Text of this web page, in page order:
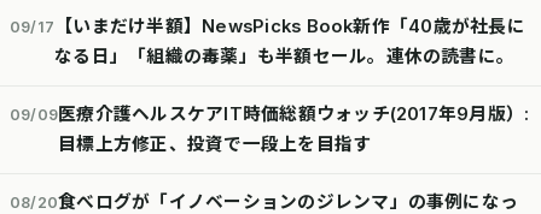
09/17
【いまだけ半額】NewsPicks Book新作「40歳が社長に
なる日」「組織の毒薬」も半額セール。連休の読書に。
09/09医療介護ヘルスケアIT時価総額ウォッチ(2017年9月版）:
目標上方修正、投資で一段上を目指す
08/20食べログが「イノベーションのジレンマ」の事例になっ